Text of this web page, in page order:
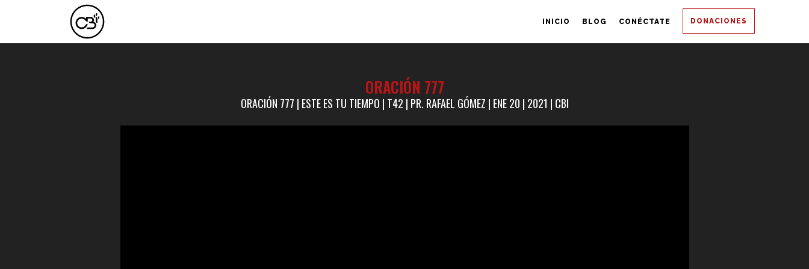
INICIO BLOG CONÉCTATE DONACIONES
ORACIÓN 777
ORACIÓN 777 | ESTE ES TU TIEMPO | T42 | PR. RAFAEL GÓMEZ | ENE 20 | 2021 | CBI